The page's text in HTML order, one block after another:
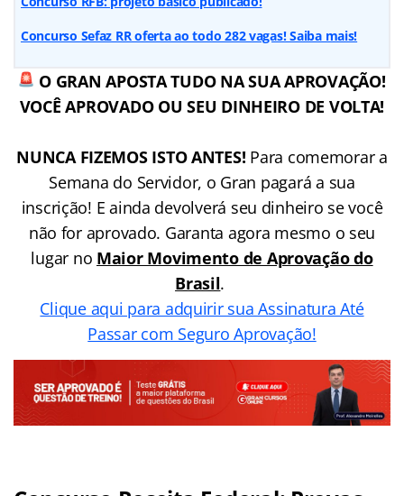
Concurso Sefaz RR oferta ao todo 282 vagas! Saiba mais!
O GRAN APOSTA TUDO NA SUA APROVAÇÃO!
VOCÊ APROVADO OU SEU DINHEIRO DE VOLTA!
NUNCA FIZEMOS ISTO ANTES! Para comemorar a
Semana do Servidor, o Gran pagará a sua
inscrição! E ainda devolverá seu dinheiro se você
não for aprovado. Garanta agora mesmo o seu
lugar no Maior Movimento de Aprovação do
Brasil.
Clique aqui para adquirir sua Assinatura Até
Passar com Seguro Aprovação!